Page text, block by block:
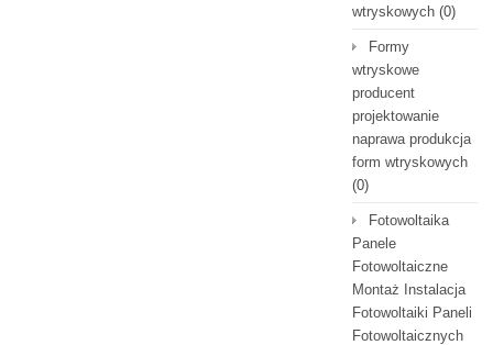
wtryskowych (0)
Formy
wtryskowe
producent
projektowanie
naprawa produkcja
form wtryskowych
(0)
Fotowoltaika
Panele
Fotowoltaiczne
Montaż Instalacja
Fotowoltaiki Paneli
Fotowoltaicznych